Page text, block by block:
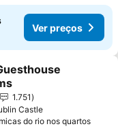
Ver preços
aos favoritos
1.751
Castle
do rio nos quartosVer